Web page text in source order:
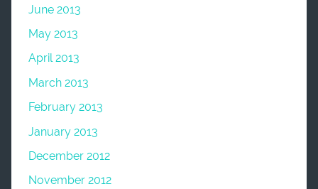
June 2013
May 2013
April 2013
March 2013
February 2013
January 2013
December 2012
November 2012